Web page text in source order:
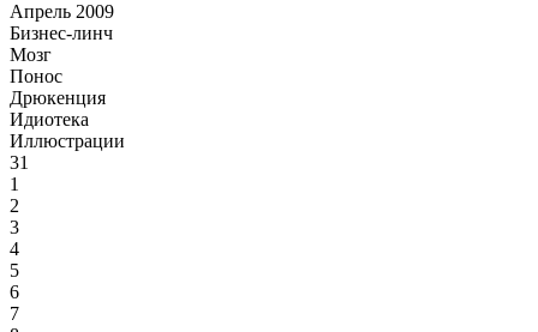
Апрель 2009
Бизнес-линч
Мозг
Понос
Дрюкенция
Идиотека
Иллюстрации
31
1
2
3
4
5
6
7